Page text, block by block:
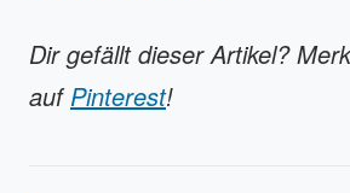
Dir gefällt dieser Artikel?
aufPinterest!